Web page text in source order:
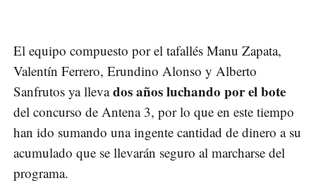
El equipo compuesto por el tafallés Manu Zapata,
Valentín Ferrero, Erundino Alonso y Alberto
Sanfrutos ya llevados años luchando por el bote
del concurso de Antena 3, por lo que en este tiempo
han ido sumando una ingente cantidad de dinero a su
acumulado que se llevarán seguro al marcharse del
programa.